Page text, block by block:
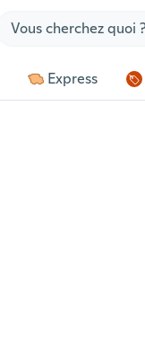
Express